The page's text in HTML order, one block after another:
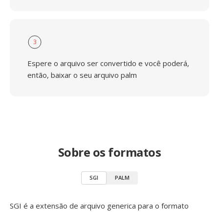
3
Espere o arquivo ser convertido e você poderá,
então, baixar o seu arquivo palm
Sobre os formatos
SGI PALM
SGI é a extensão de arquivo generica para o formato